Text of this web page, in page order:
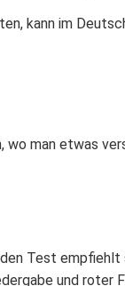
kann im
wo man etwas
Test
und roter